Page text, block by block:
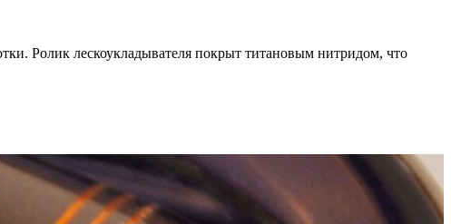
Ролик лескоукладывателя покрыт титановым нитридом, что